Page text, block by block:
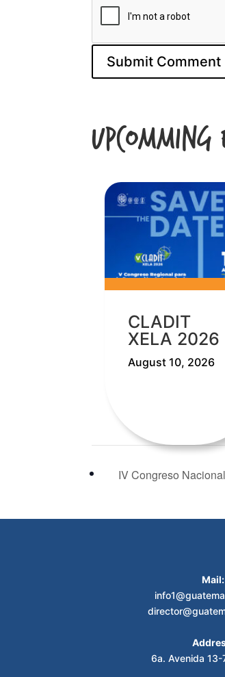
CLADIT
XELA 2026
August 10, 2026
IV Congreso
Mail:
6a. Avenida 13-